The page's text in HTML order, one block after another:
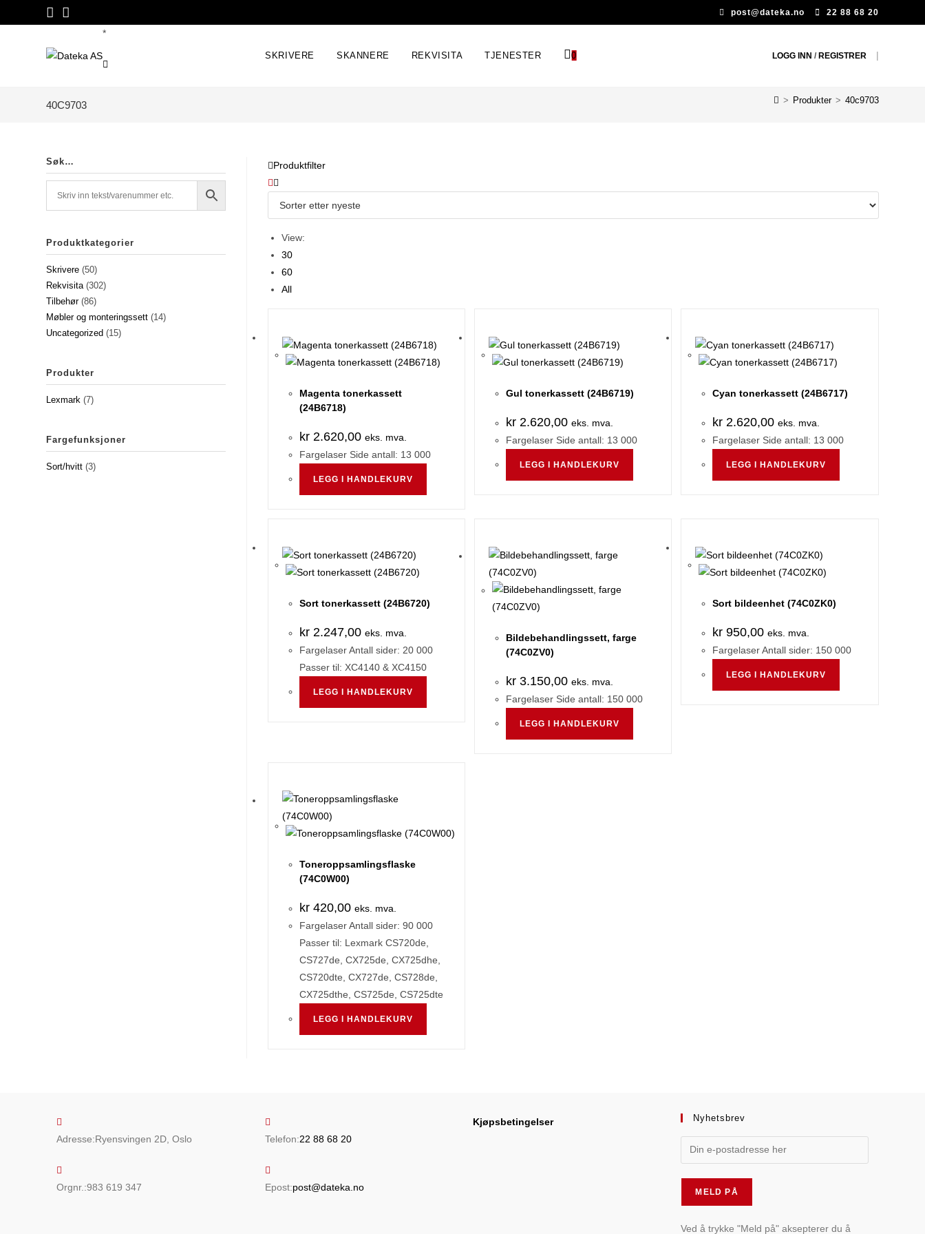
to
post@dateka.no 22 88 68 20
*
LOGG INN / REGISTRER |
SKRIVERE SKANNERE REKVISITA TJENESTER 0
40C9703 > Produkter > 40c9703
Produktfilter
View:
30
60
All
Magenta tonerkassett
(24B6718)
kr2.620,00 eks. mva.
Fargelaser Side antall: 13 000
LEGG I HANDLEKURV
Gul tonerkassett (24B6719)
kr2.620,00 eks. mva.
Fargelaser Side antall: 13 000
LEGG I HANDLEKURV
Cyan tonerkassett (24B6717)
kr2.620,00 eks. mva.
Fargelaser Side antall: 13 000
LEGG I HANDLEKURV
Sort tonerkassett (24B6720)
kr2.247,00 eks. mva.
Fargelaser Antall sider: 20 000
Passer til: XC4140 & XC4150
LEGG I HANDLEKURV
Bildebehandlingssett, farge
(74C0ZV0)
kr3.150,00 eks. mva.
Fargelaser Side antall: 150 000
LEGG I HANDLEKURV
Sort bildeenhet (74C0ZK0)
kr950,00 eks. mva.
Fargelaser Antall sider: 150 000
LEGG I HANDLEKURV
Toneroppsamlingsflaske
(74C0W00)
kr420,00 eks. mva.
Fargelaser Antall sider: 90 000
Passer til: Lexmark CS720de,
CS727de, CX725de, CX725dhe,
CS720dte, CX727de, CS728de,
CX725dthe, CS725de, CS725dte
LEGG I HANDLEKURV
Søk…
Produktkategorier
Skrivere (50)
Rekvisita (302)
Tilbehør (86)
Møbler og monteringssett (14)
Uncategorized (15)
Produkter
Lexmark (7)
Fargefunksjoner
Sort/hvitt (3)
Adresse:Ryensvingen 2D, Oslo
Orgnr.:983 619 347
Telefon:22 88 68 20Opens
application
Epost:post@dateka.noOpens
Kjøpsbetingelser Nyhetsbrev
Ved å trykke "Meld på" aksepterer du å